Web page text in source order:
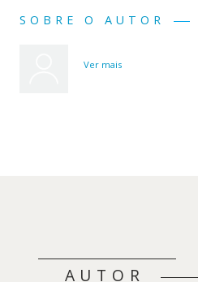
SOBRE O AUTOR
Ver mais
AUTOR